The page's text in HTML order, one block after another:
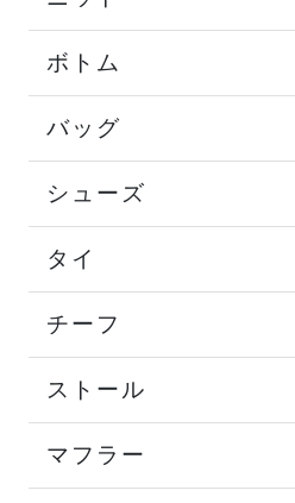
ボトム
バッグ
シューズ
タイ
チーフ
ストール
マフラー